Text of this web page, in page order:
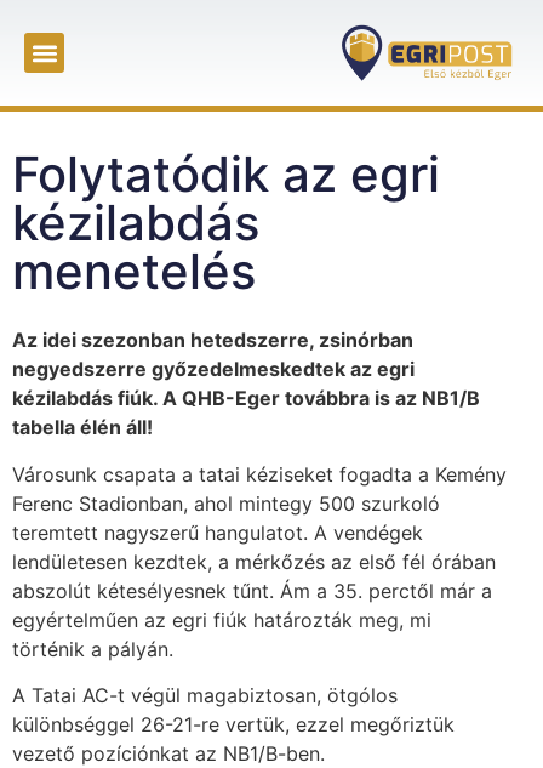
Folytatódik az egri
kézilabdás
menetelés
Az idei szezonban hetedszerre, zsinórban
negyedszerre győzedelmeskedtek az egri
kézilabdás fiúk. A QHB-Eger továbbra is az NB1/B
tabella élén áll!
Városunk csapata a tatai kéziseket fogadta a Kemény
Ferenc Stadionban, ahol mintegy 500 szurkoló
teremtett nagyszerű hangulatot. A vendégek
lendületesen kezdtek, a mérkőzés az első fél órában
abszolút kétesélyesnek tűnt. Ám a 35. perctől már a
egyértelműen az egri fiúk határozták meg, mi
történik a pályán.
A Tatai AC-t végül magabiztosan, ötgólos
különbséggel 26-21-re vertük, ezzel megőriztük
vezető pozíciónkat az NB1/B-ben.